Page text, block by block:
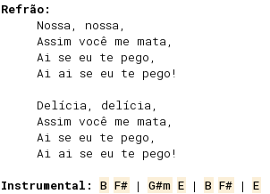
Refrão:
     Nossa, nossa,
     Assim você me mata,
     Ai se eu te pego,
     Ai ai se eu te pego!
     Delícia, delícia,
     Assim você me mata,
     Ai se eu te pego,
     Ai ai se eu te pego!
Instrumental:
B F# | G#m E | B F# | E